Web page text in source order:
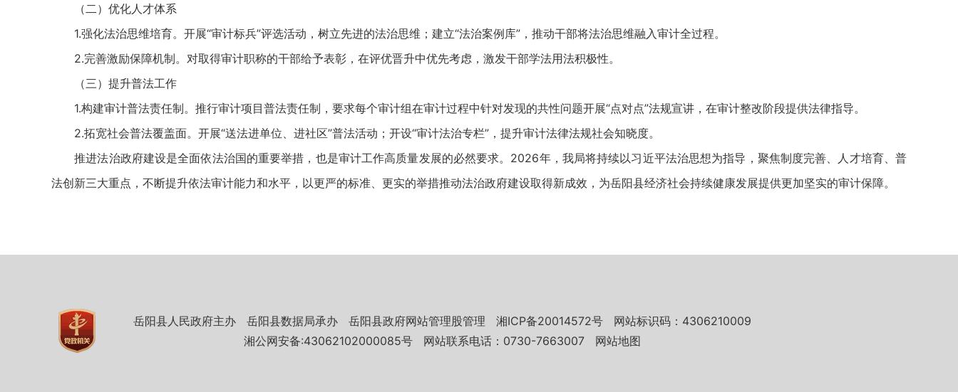
（二）优化人才体系​
1.强化法治思维培育。开展“审计标兵”评选活动，树立先进的法治思维；建立“法治案例库”，推动干部将法治思维融入审计全过程。
2.完善激励保障机制。对取得审计职称的干部给予表彰，在评优晋升中优先考虑，激发干部学法用法积极性。
（三）提升普法工作
1.构建审计普法责任制。推行审计项目普法责任制，要求每个审计组在审计过程中针对发现的共性问题开展“点对点”法规宣讲，在审计整改阶段提供法律指导。
2.拓宽社会普法覆盖面。开展“送法进单位、进社区”普法活动；开设“审计法治专栏”，提升审计法律法规社会知晓度。
推进法治政府建设是全面依法治国的重要举措，也是审计工作高质量发展的必然要求。2026年，我局将持续以习近平法治思想为指导，聚焦制度完善、人才培育、普
法创新三大重点，不断提升依法审计能力和水平，以更严的标准、更实的举措推动法治政府建设取得新成效，为岳阳县经济社会持续健康发展提供更加坚实的审计保障。
岳阳县人民政府主办 岳阳县数据局承办 岳阳县政府网站管理股管理 湘ICP备20014572号
网站标识码：4306210009
湘公网安备:43062102000085号
网站联系电话：0730-7663007 网站地图